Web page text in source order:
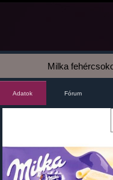
Milka
Adatok Fórum